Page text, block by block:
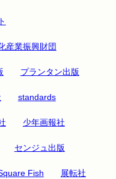
産業振興財団
プランタン出版
standards
少年画報社
センジュ出版
Fish 展転社